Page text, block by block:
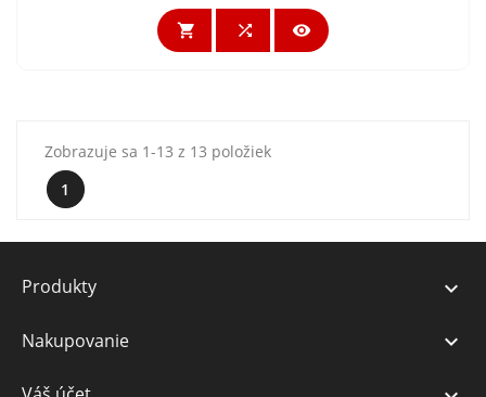
  
Zobrazuje sa 1-13 z 13 položiek
1
Produkty 
Nakupovanie 